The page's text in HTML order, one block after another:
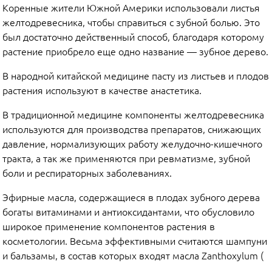
Коренные жители Южной Америки использовали листья
желтодревесника, чтобы справиться с зубной болью. Это
был достаточно действенный способ, благодаря которому
растение приобрело еще одно название — зубное дерево.
В народной китайской медицине пасту из листьев и плодов
растения используют в качестве анастетика.
В традиционной медицине компоненты желтодревесника
используются для производства препаратов, снижающих
давление, нормализующих работу желудочно-кишечного
тракта, а так же применяются при ревматизме, зубной
боли и респираторных заболеваниях.
Эфирные масла, содержащиеся в плодах зубного дерева
богаты витаминами и антиоксидантами, что обусловило
широкое применение компонентов растения в
косметологии. Весьма эффективными считаются шампуни
и бальзамы, в состав которых входят масла Zanthoxylum (